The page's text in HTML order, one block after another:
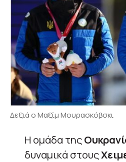
Δεξιά ο Μαξίμ Μουρασκόβσκι
Η ομάδα της
δυναμικά στους